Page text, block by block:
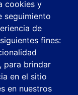
cookies y
seguimiento
de
fines:
, para brindar
en el sitio
en nuestros